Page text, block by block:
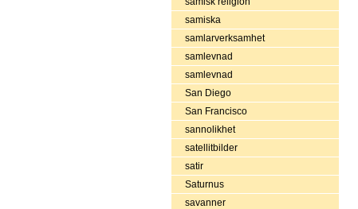
samiska
samlarverksamhet
samlevnad
samlevnad
San Diego
San Francisco
sannolikhet
satellitbilder
satir
Saturnus
savanner